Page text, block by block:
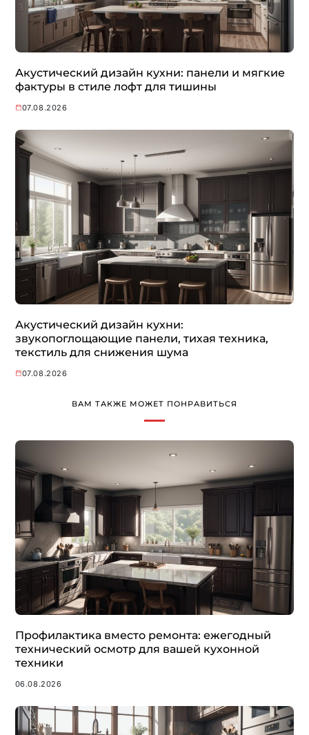
Акустический дизайн кухни: панели и мягкие
фактуры в стиле лофт для тишины
07.08.2026
Акустический дизайн кухни:
звукопоглощающие панели, тихая техника,
текстиль для снижения шума
07.08.2026
ВАМ ТАКЖЕ МОЖЕТ ПОНРАВИТЬСЯ
Профилактика вместо ремонта: ежегодный
технический осмотр для вашей кухонной
техники
06.08.2026